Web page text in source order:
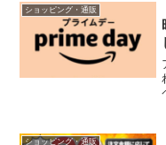
ショッピング・通販
ショッピング・通販